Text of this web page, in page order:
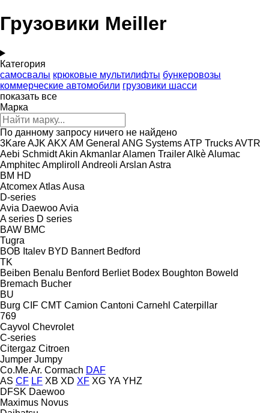
Грузовики Meiller
Категория
самосвалы крюковые мультилифты бункеровозы
коммерческие автомобили грузовики шасси
показать все
Марка
По данному запросу ничего не найдено
3KareAJK AKX AM General ANG SystemsATP TrucksAVTR
Aebi SchmidtAkin AkmanlarAlamen TrailerAlkèAlumac
AmphitecAmpliroll Andreoli Arslan Astra
BM HD
AtcomexAtlasAusa
D-series
Avia DaewooAvia
A series D series
BAW BMC
Tugra
BOB Italev BYD Bannert Bedford
TK
Beiben Benalu Benford Berliet Bodex Boughton Boweld
Bremach Bucher
BU
Burg CIF CMT Camion Cantoni Carnehl Caterpillar
769
Cayvol Chevrolet
C-series
Citergaz Citroen
Jumper Jumpy
Co.Me.Ar. Cormach DAF
AS CF LF XB XD XF XG YA YHZ
DFSK Daewoo
Maximus Novus